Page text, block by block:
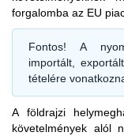
forgalomba az EU
Fontos! A
importált,
tételére
A földrajzi
követelmények alól
termék
vonatkozó
gondossági
információkat
évig meg kell
információkat.
valamint a 2.
fogalom
vonatkozik a
származó
hatálybalépése